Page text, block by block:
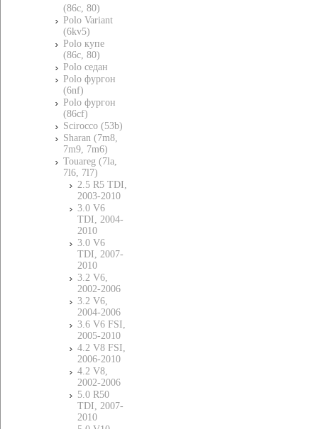
(86c, 80)
Polo Variant
(6kv5)
Polo купе
(86c, 80)
Polo седан
Polo фургон
(6nf)
Polo фургон
(86cf)
Scirocco (53b)
Sharan (7m8,
7m9, 7m6)
Touareg (7la,
7l6, 7l7)
2.5 R5 TDI,
2003-2010
3.0 V6
TDI, 2004-
2010
3.0 V6
TDI, 2007-
2010
3.2 V6,
2002-2006
3.2 V6,
2004-2006
3.6 V6 FSI,
2005-2010
4.2 V8 FSI,
2006-2010
4.2 V8,
2002-2006
5.0 R50
TDI, 2007-
2010